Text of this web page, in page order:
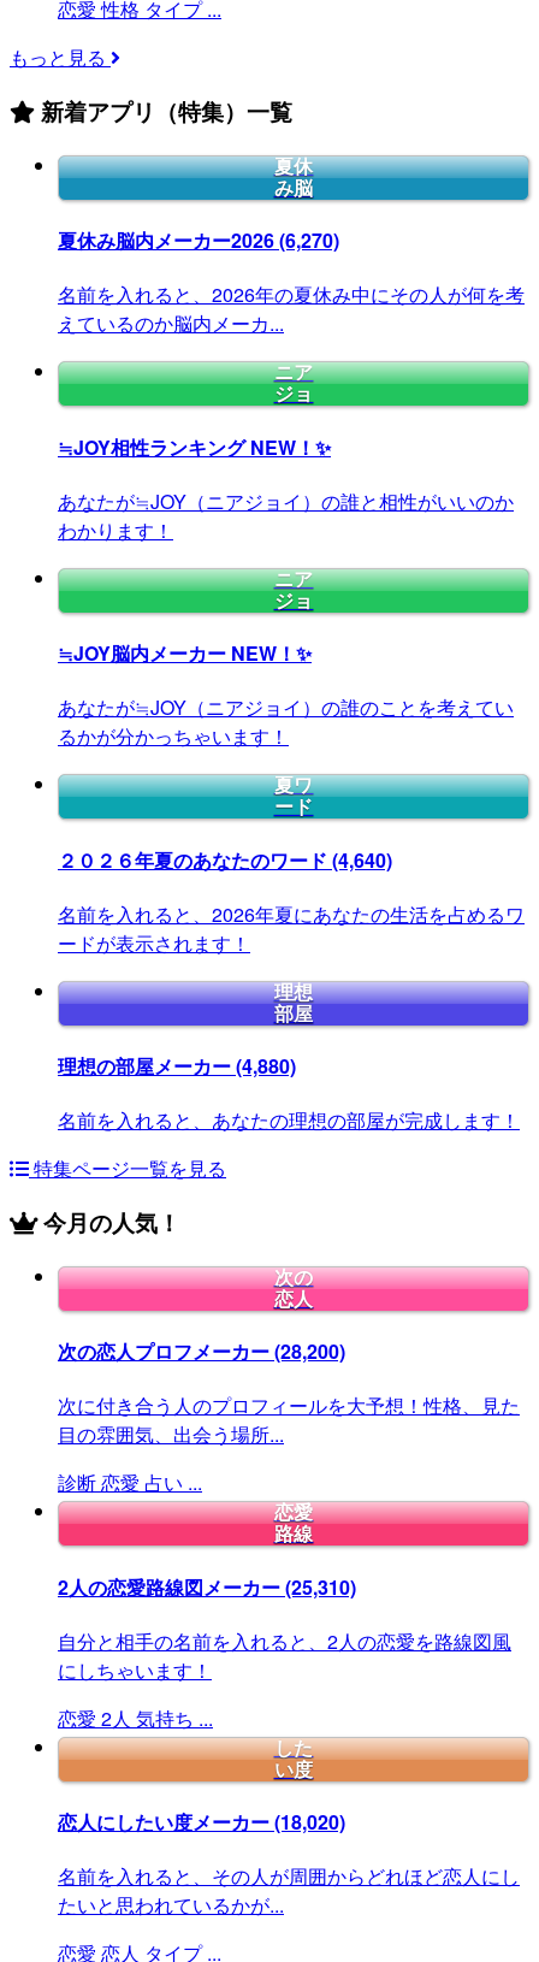
恋愛 性格 タイプ ...
もっと見る
新着アプリ（特集）一覧
夏休
み脳
夏休み脳内メーカー2026(6,270)
名前を入れると、2026年の夏休み中にその人が何を考
えているのか脳内メーカ...
ニア
ジョ
≒JOY相性ランキングNEW！✨
あなたが≒JOY（ニアジョイ）の誰と相性がいいのか
わかります！
ニア
ジョ
≒JOY脳内メーカー NEW！✨
あなたが≒JOY（ニアジョイ）の誰のことを考えてい
るかが分かっちゃいます！
夏ワ
ード
２０２６年夏のあなたのワード (4,640)
名前を入れると、2026年夏にあなたの生活を占めるワ
ードが表示されます！
理想
部屋
理想の部屋メーカー(4,880)
名前を入れると、あなたの理想の部屋が完成します！
特集ページ一覧を見る
今月の人気！
次の
恋人
次の恋人プロフメーカー(28,200)
次に付き合う人のプロフィールを大予想！性格、見た
目の雰囲気、出会う場所...
診断恋愛 占い ...
恋愛
路線
2人の恋愛路線図メーカー(25,310)
自分と相手の名前を入れると、2人の恋愛を路線図風
にしちゃいます！
恋愛 2人 気持ち ...
した
い度
恋人にしたい度メーカー(18,020)
名前を入れると、その人が周囲からどれほど恋人にし
たいと思われているかが...
恋愛 恋人 タイプ ...